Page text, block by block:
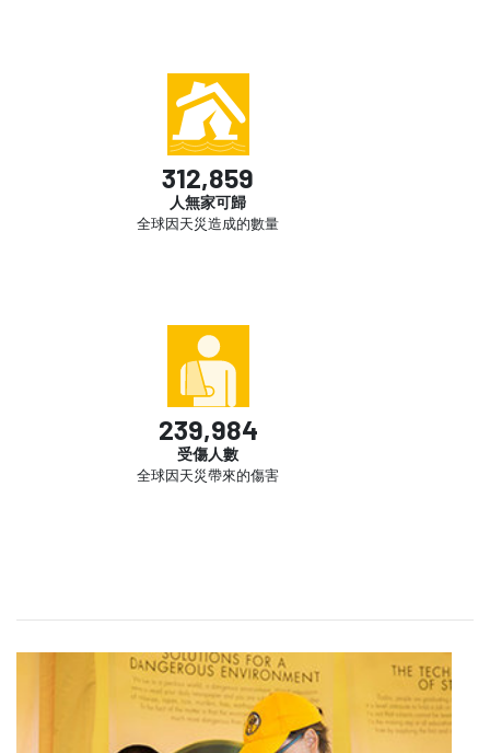
312,859
人無家可歸
全球因天災造成的數量
239,984
受傷人數
全球因天災帶來的傷害